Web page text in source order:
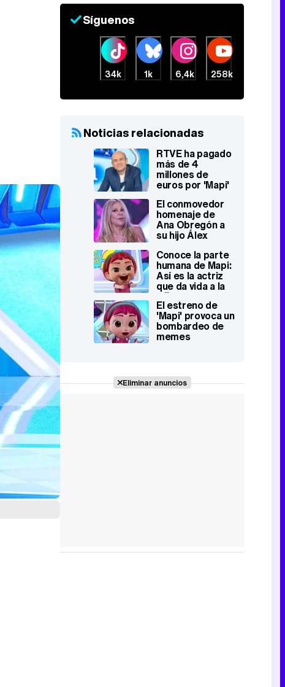
Síguenos
34k 1k 6,4k 258k
Noticias relacionadas
RTVE ha pagado
más de 4
millones de
euros por 'Mapi'
El conmovedor
homenaje de
Ana Obregón a
su hijo Álex
Conoce la parte
humana de Mapi:
Así es la actriz
que da vida a la
niña virtual RTVE
El estreno de
'Mapi' provoca un
bombardeo de
memes
Eliminar anuncios